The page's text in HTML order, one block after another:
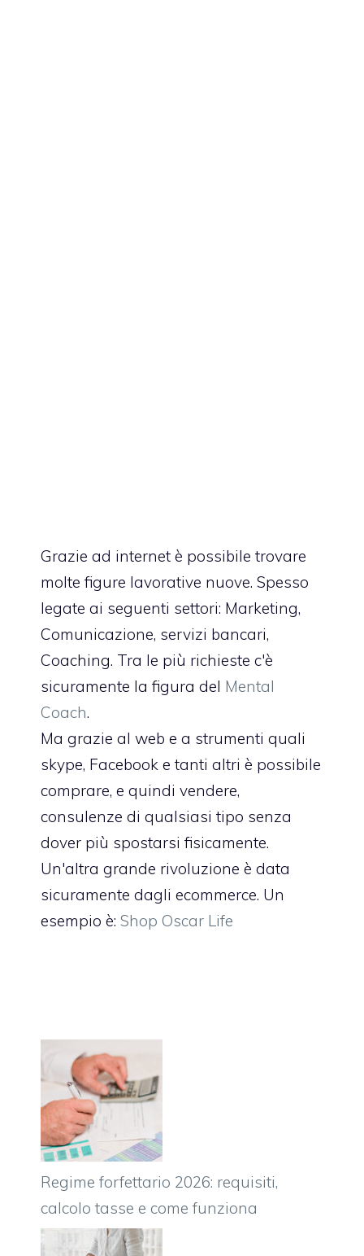
Grazie ad internet è possibile trovare
molte figure lavorative nuove. Spesso
legate ai seguenti settori: Marketing,
Comunicazione, servizi bancari,
Coaching. Tra le più richieste c'è
sicuramente la figura del Mental
Coach.
Ma grazie al web e a strumenti quali
skype, Facebook e tanti altri è possibile
comprare, e quindi vendere,
consulenze di qualsiasi tipo senza
dover più spostarsi fisicamente.
Un'altra grande rivoluzione è data
sicuramente dagli ecommerce. Un
esempio è: Shop Oscar Life
Regime forfettario 2026: requisiti,
calcolo tasse e come funziona